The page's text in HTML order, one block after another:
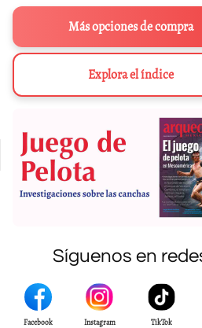
Zaragoza, Michoacán, está en
Más opciones de compra
Explora el índice
Síguenos en
Facebook Instagram TikTok